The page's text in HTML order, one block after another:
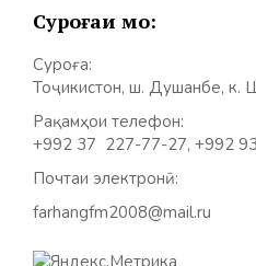
Суроғаи мо:
Суроға:
Тоҷикистон, ш. Душанбе, к.
Рақамҳои телефон:
+992 37 227-77-27, +992
Почтаи электронӣ:
farhangfm2008@mail.ru